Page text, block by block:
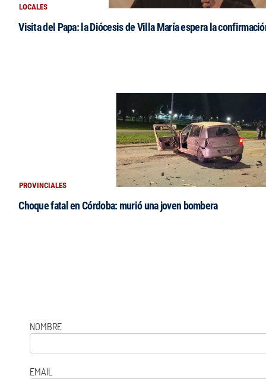
LOCALES
Visita del Papa: la Diócesis de Villa María espera la
PROVINCIALES
Choque fatal en Córdoba: murió una joven bombera
NOMBRE
EMAIL